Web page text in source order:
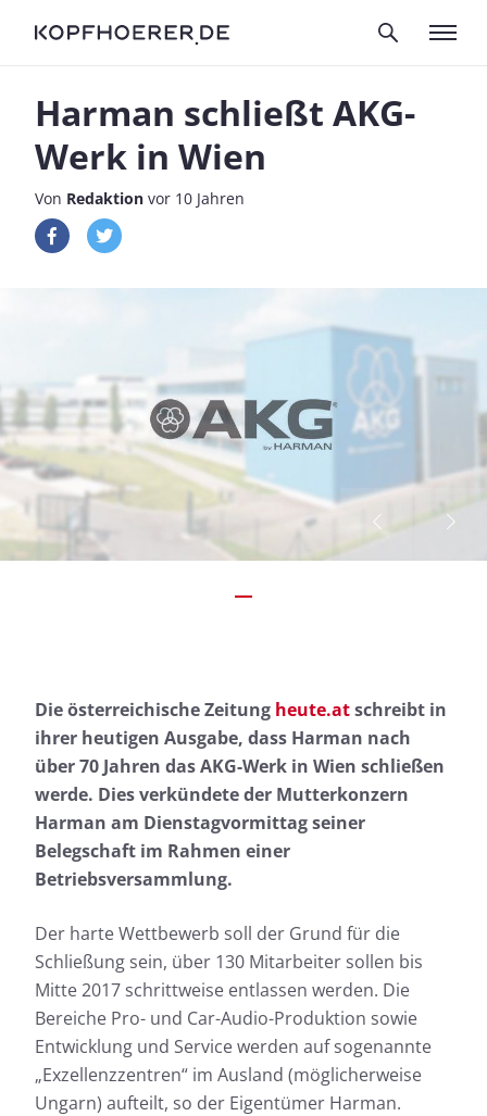
Harman schließt AKG-
Werk in Wien
Von Redaktion vor 10 Jahren
Die österreichische Zeitung heute.atschreibt in
ihrer heutigen Ausgabe, dass Harman nach
über 70 Jahren das AKG-Werk in Wien schließen
werde. Dies verkündete der Mutterkonzern
Harman am Dienstagvormittag seiner
Belegschaft im Rahmen einer
Betriebsversammlung.
Der harte Wettbewerb soll der Grund für die
Schließung sein, über 130 Mitarbeiter sollen bis
Mitte 2017 schrittweise entlassen werden. Die
Bereiche Pro- und Car-Audio-Produktion sowie
Entwicklung und Service werden auf sogenannte
„Exzellenzzentren“ im Ausland (möglicherweise
Ungarn) aufteilt, so der Eigentümer Harman.